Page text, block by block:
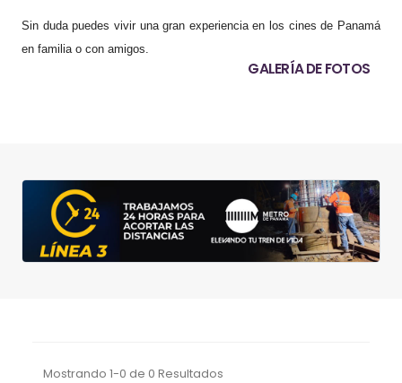
Sin duda puedes vivir una gran experiencia en los cines de Panamá
en familia o con amigos.
GALERÍA DE FOTOS
Mostrando 1-0 de 0 Resultados